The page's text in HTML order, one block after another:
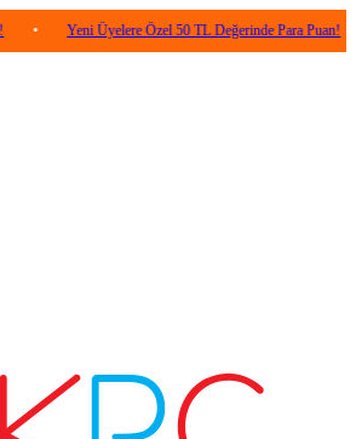
Yeni Üyelere Özel 50 TL Değerinde Para Puan! •